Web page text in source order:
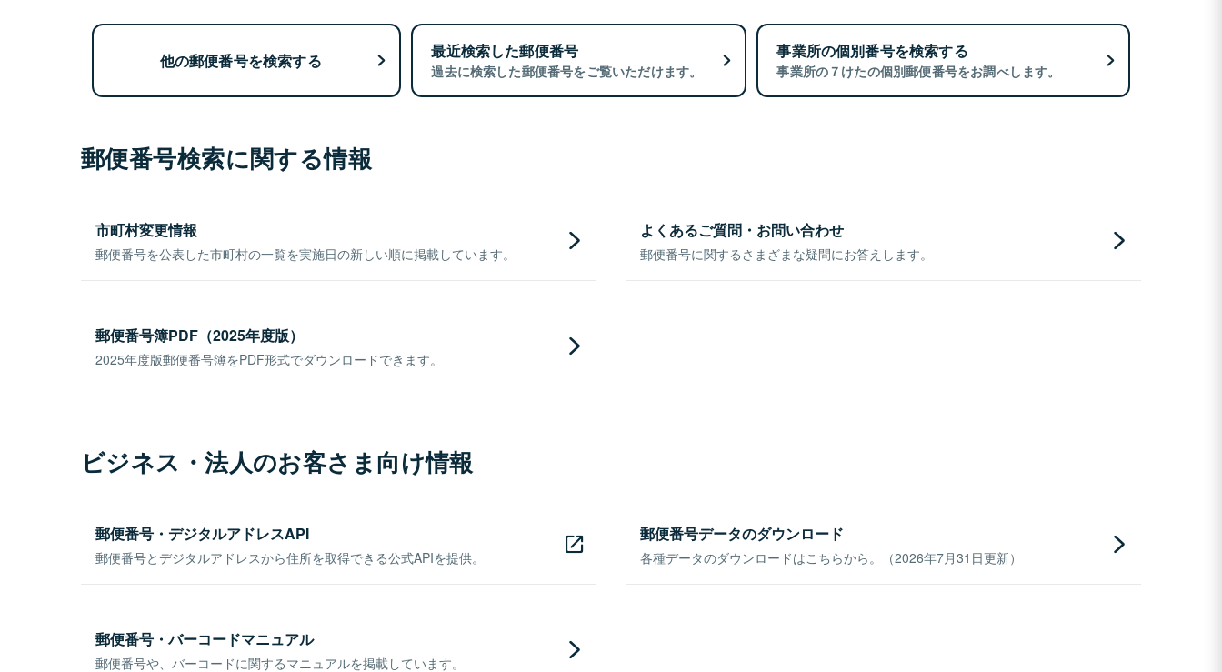
他の郵便番号を検索する 最近検索した郵便番号
過去に検索した郵便番号をご覧いただけます。
事業所の個別番号を検索する
事業所の７けたの個別郵便番号をお調べします。
郵便番号検索に関する情報
市町村変更情報
郵便番号を公表した市町村の一覧を実施日の新しい順に掲載しています。
よくあるご質問・お問い合わせ
郵便番号に関するさまざまな疑問にお答えします。
郵便番号簿PDF（2025年度版）
2025年度版郵便番号簿をPDF形式でダウンロードできます。
ビジネス・法人のお客さま向け情報
郵便番号・デジタルアドレスAPI
郵便番号とデジタルアドレスから住所を取得できる公式APIを提供。
郵便番号データのダウンロード
各種データのダウンロードはこちらから。（2026年7月31日更新）
郵便番号・バーコードマニュアル
郵便番号や、バーコードに関するマニュアルを掲載しています。